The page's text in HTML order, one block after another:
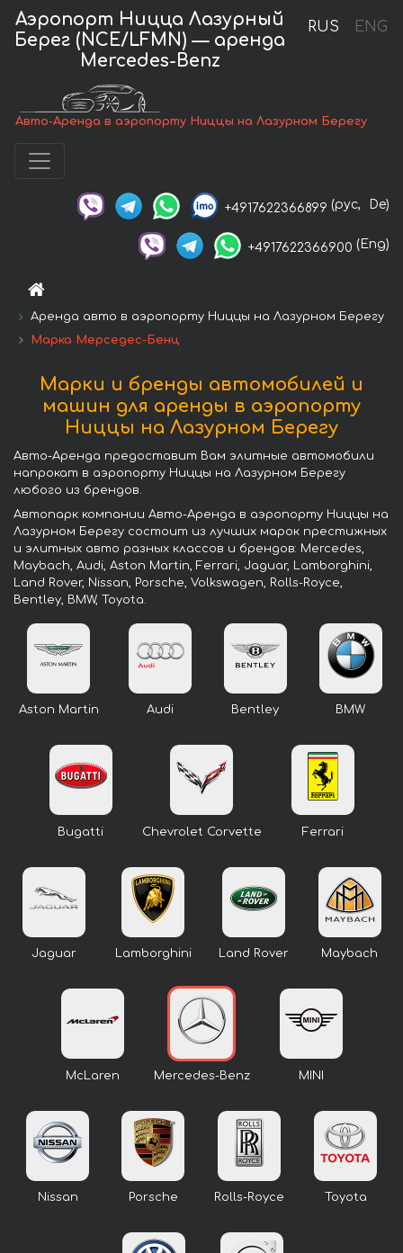
RUS ENG
Аэропорт Ницца Лазурный
Берег (NCE/LFMN) — аренда
Mercedes-Benz
Авто-Аренда в аэропорту Ниццы на Лазурном Берегу
+4917622366899 (рус, De)
+4917622366900 (Eng)
Аренда авто в аэропорту Ниццы на Лазурном Берегу
Марка Мерседес-Бенц
Марки и бренды автомобилей и
машин для аренды в аэропорту
Ниццы на Лазурном Берегу
Авто-Аренда предоставит Вам элитные автомобили
напрокат в аэропорту Ниццы на Лазурном Берегу
любого из брендов.
Автопарк компании Авто-Аренда в аэропорту Ниццы на
Лазурном Берегу состоит из лучших марок престижных
и элитных авто разных классов и брендов: Mercedes,
Maybach, Audi, Aston Martin, Ferrari, Jaguar, Lamborghini,
Land Rover, Nissan, Porsche, Volkswagen, Rolls-Royce,
Bentley, BMW, Toyota.
Aston Martin Audi Bentley BMW
Bugatti Chevrolet Corvette Ferrari
Jaguar Lamborghini Land Rover Maybach
McLaren Mercedes-Benz MINI
Nissan Porsche Rolls-Royce Toyota